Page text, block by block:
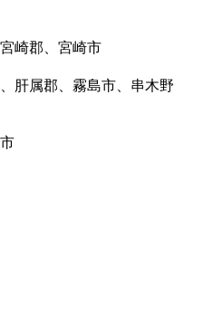
崎郡、宮崎市
肝属郡、霧島市、串木野